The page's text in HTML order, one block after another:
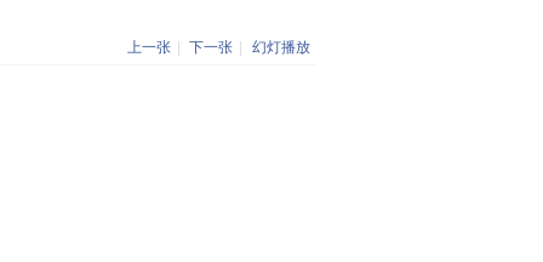
上一张 下一张 幻灯播放